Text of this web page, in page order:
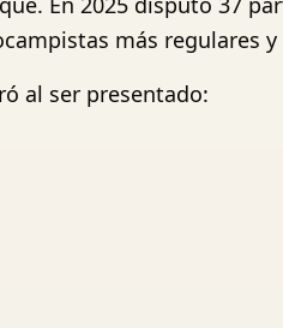
más regulares y
al ser presentado: